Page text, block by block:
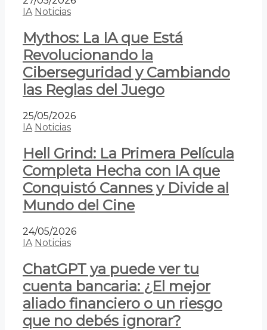
IA Noticias
Mythos: La IA que Está
Revolucionando la
Ciberseguridad y Cambiando
las Reglas del Juego
25/05/2026
IA Noticias
Hell Grind: La Primera Película
Completa Hecha con IA que
Conquistó Cannes y Divide al
Mundo del Cine
24/05/2026
IA Noticias
ChatGPT ya puede ver tu
cuenta bancaria: ¿El mejor
aliado financiero o un riesgo
que no debés ignorar?